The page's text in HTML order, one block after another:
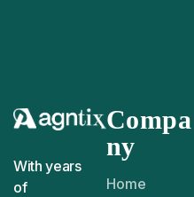
With years
of
Compa
ny
Home